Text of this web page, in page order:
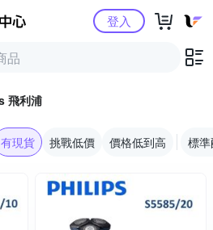
Yahoo購物中心登入
飛利浦
有現貨 挑戰低價 價格低到高 標